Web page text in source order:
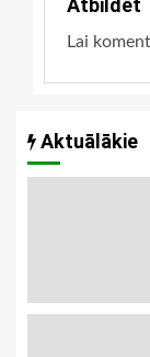
Atbildēt
Lai
Aktuālākie